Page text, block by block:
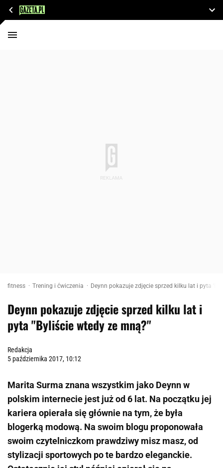
fitness Trening i ćwiczenia Deynn pokazuje zdjęcie sprzed kilku lat i pyta
Deynn pokazuje zdjęcie sprzed kilku lat i
pyta "Byliście wtedy ze mną?"
Redakcja
5 października 2017, 10:12
Marita Surma znana wszystkim jako Deynn w
polskim internecie jest już od 6 lat. Na początku jej
kariera opierała się głównie na tym, że była
blogerką modową. Na swoim blogu proponowała
swoim czytelniczkom prawdziwy misz masz, od
stylizacji sportowych po te bardzo eleganckie.